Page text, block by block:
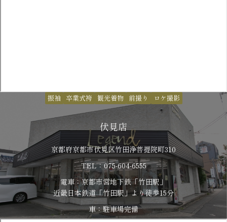
振袖 卒業式袴 観光着物 前撮り ロケ撮影
伏見店
京都府京都市伏見区竹田浄菩提院町310
TEL：075-604-6555
電車：京都市営地下鉄「竹田駅」
​​​​​​​近畿日本鉄道「竹田駅」より徒歩15分
車：駐車場完備